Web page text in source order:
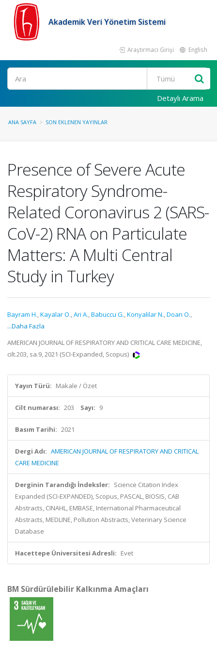
Akademik Veri Yönetim Sistemi
Araştırmacı Girişi English
Ara
Detaylı Arama
ANA SAYFA SON EKLENEN YAYINLAR
Presence of Severe Acute
Respiratory Syndrome-
Related Coronavirus 2 (SARS-
CoV-2) RNA on Particulate
Matters: A Multi Central
Study in Turkey
Bayram H.,Kayalar O.,Ari A.,Babuccu G.,Konyalilar N.,Doan O.,
...Daha Fazla
AMERICAN JOURNAL OF RESPIRATORY AND CRITICAL CARE MEDICINE,
cilt.203, sa.9, 2021 (SCI-Expanded, Scopus)
Yayın Türü: Makale / Özet
Cilt numarası: 203 Sayı: 9
Basım Tarihi: 2021
Dergi Adı: AMERICAN JOURNAL OF RESPIRATORY AND CRITICAL
CARE MEDICINE
Derginin Tarandığı İndeksler: Science Citation Index
Expanded (SCI-EXPANDED), Scopus, PASCAL, BIOSIS, CAB
Abstracts, CINAHL, EMBASE, International Pharmaceutical
Abstracts, MEDLINE, Pollution Abstracts, Veterinary Science
Database
Hacettepe Üniversitesi Adresli: Evet
BM Sürdürülebilir Kalkınma Amaçları